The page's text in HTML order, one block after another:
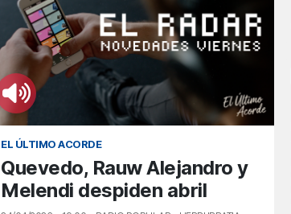
EL ÚLTIMO ACORDE
Quevedo, Rauw Alejandro y
Melendi despiden abril